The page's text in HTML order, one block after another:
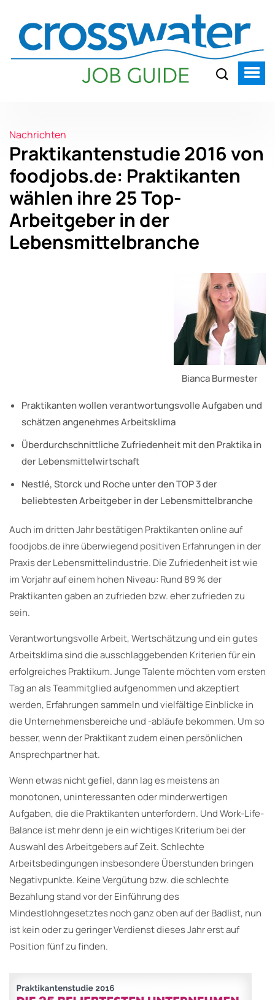
Nachrichten
Praktikantenstudie 2016 von
foodjobs.de: Praktikanten
wählen ihre 25 Top-
Arbeitgeber in der
Lebensmittelbranche
Bianca Burmester
Praktikanten wollen verantwortungsvolle Aufgaben und
schätzen angenehmes Arbeitsklima
Überdurchschnittliche Zufriedenheit mit den Praktika in
der Lebensmittelwirtschaft
Nestlé, Storck und Roche unter den TOP 3 der
beliebtesten Arbeitgeber in der Lebensmittelbranche
Auch im dritten Jahr bestätigen Praktikanten online auf
foodjobs.de ihre überwiegend positiven Erfahrungen in der
Praxis der Lebensmittelindustrie. Die Zufriedenheit ist wie
im Vorjahr auf einem hohen Niveau: Rund 89 % der
Praktikanten gaben an zufrieden bzw. eher zufrieden zu
sein.
Verantwortungsvolle Arbeit, Wertschätzung und ein gutes
Arbeitsklima sind die ausschlaggebenden Kriterien für ein
erfolgreiches Praktikum. Junge Talente möchten vom ersten
Tag an als Teammitglied aufgenommen und akzeptiert
werden, Erfahrungen sammeln und vielfältige Einblicke in
die Unternehmensbereiche und -abläufe bekommen. Um so
besser, wenn der Praktikant zudem einen persönlichen
Ansprechpartner hat.
Wenn etwas nicht gefiel, dann lag es meistens an
monotonen, uninteressanten oder minderwertigen
Aufgaben, die die Praktikanten unterfordern. Und Work-Life-
Balance ist mehr denn je ein wichtiges Kriterium bei der
Auswahl des Arbeitgebers auf Zeit. Schlechte
Arbeitsbedingungen insbesondere Überstunden bringen
Negativpunkte. Keine Vergütung bzw. die schlechte
Bezahlung stand vor der Einführung des
Mindestlohngesetztes noch ganz oben auf der Badlist, nun
ist kein oder zu geringer Verdienst dieses Jahr erst auf
Position fünf zu finden.